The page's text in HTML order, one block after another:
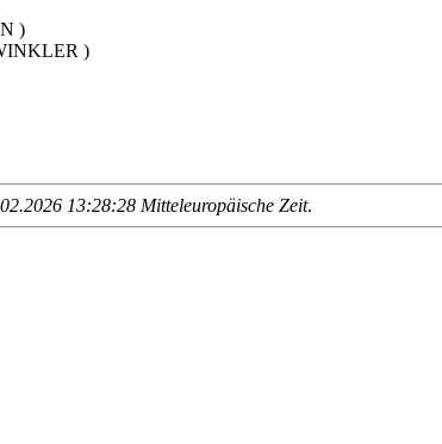
)
)
13:28:28 Mitteleuropäische Zeit.